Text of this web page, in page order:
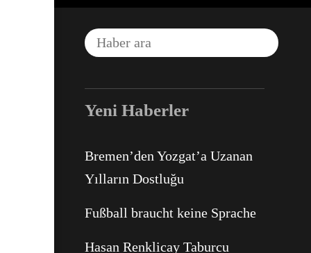
Yeni Haberler
Bremen’den Yozgat’a Uzanan
Yılların Dostluğu
Fußball braucht keine Sprache
Hasan Renklicay Taburcu